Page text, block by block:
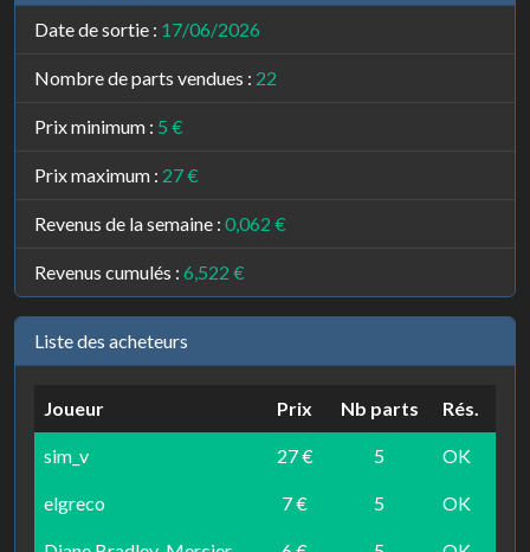
Date de sortie : 17/06/2026
Nombre de parts vendues : 22
Prix minimum : 5 €
Prix maximum : 27 €
Revenus de la semaine : 0,062 €
Revenus cumulés : 6,522 €
Liste des acheteurs
Joueur Prix Nb parts Rés.
sim_v 27 € 5 OK
elgreco 7 € 5 OK